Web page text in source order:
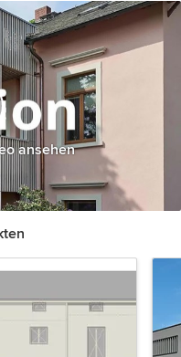
ansehen